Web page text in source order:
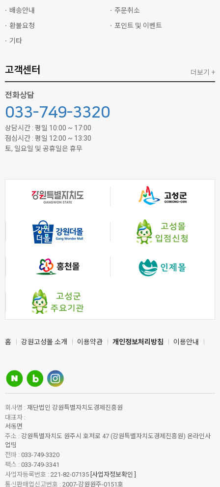
배송안내
주문취소
환불요청
포인트 및 이벤트
기타
고객센터
전화상담
033-749-3320
상담시간 : 평일 10:00 ~ 17:00
점심시간 : 평일 12:00 ~ 13:30
토, 일요일 및 공휴일은 휴무
더보기 +
홈 강원고성몰 소개 이용약관 개인정보처리방침 이용안내
회사명 : 재단법인 강원특별자치도경제진흥원
대표자 :
서동면
주소 : 강원특별자치도 원주시 호저로 47 (강원특별자치도경제진흥원) 온라인사
업팀
전화 : 033-749-3320
팩스 : 033-749-3341
사업자등록번호 : 221-82-07135 [사업자정보확인 ]
통신판매업신고번호 : 2007-강원원주-0151호